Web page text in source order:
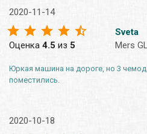
2020-11-14
Оценка 4.5 из 5
Sveta
Mers
Юркая машина на дороге, но 3
поместились.
2020-10-18